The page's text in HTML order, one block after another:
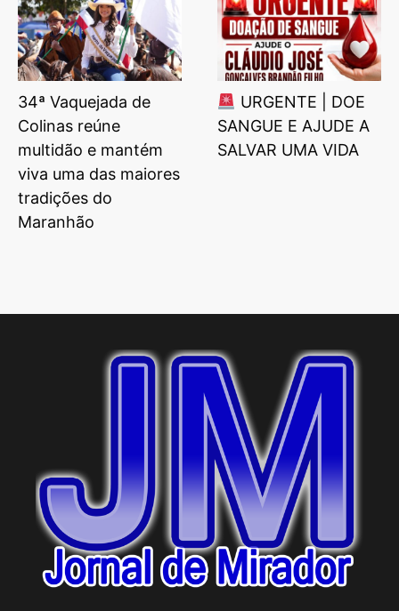
34ª Vaquejada de
Colinas reúne
multidão e mantém
viva uma das maiores
tradições do
Maranhão
URGENTE | DOE
SANGUE E AJUDE A
SALVAR UMA VIDA